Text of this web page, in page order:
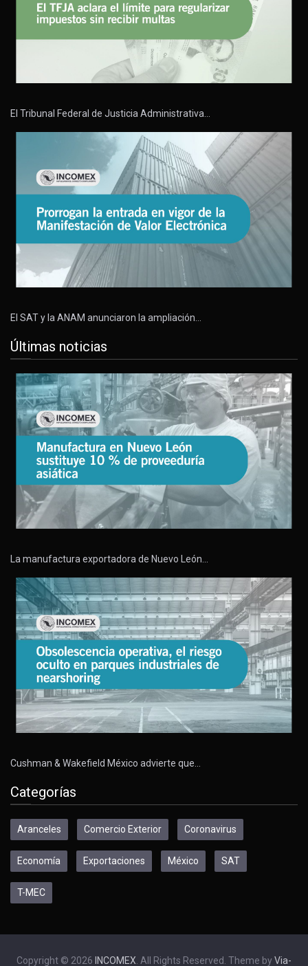
El Tribunal Federal de Justicia Administrativa…
El SAT y la ANAM anunciaron la ampliación…
Últimas noticias
La manufactura exportadora de Nuevo León…
Cushman & Wakefield México advierte que…
Categorías
Aranceles Comercio Exterior Coronavirus
Economía Exportaciones México SAT
T-MEC
Copyright © 2026 INCOMEX . All Rights Reserved. Theme by Via-